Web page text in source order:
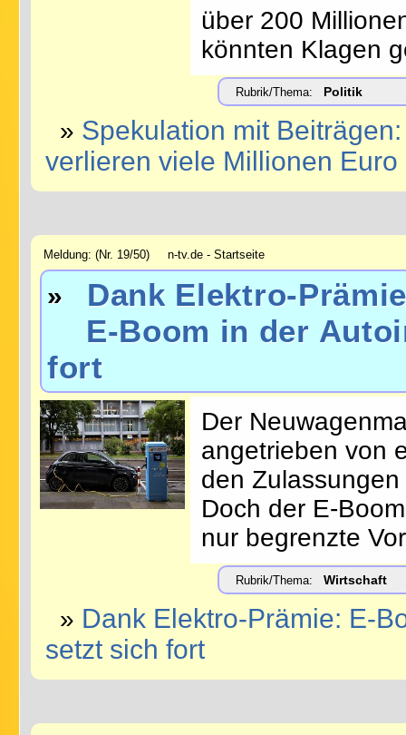
über 200
könnten Klagen
Rubrik/Thema: Politik
» Spekulation mit
verlieren viele Millionen
Meldung: (Nr. 19/50) n-tv.de - Startseite
» Dank Elektro-
E-Boom in der
fort
Der
angetrieben von
den
Doch der E-
nur begrenzte
Rubrik/Thema: Wirtschaft
» Dank Elektro-Prämie: E-
setzt sich fort